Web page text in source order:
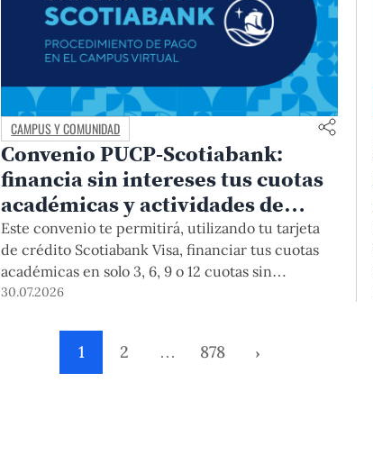
CAMPUS Y COMUNIDAD
Convenio PUCP-Scotiabank:
financia sin intereses tus cuotas
académicas y actividades de
educación continua
Este convenio te permitirá, utilizando tu tarjeta
de crédito Scotiabank Visa, financiar tus cuotas
académicas en solo 3, 6, 9 o 12 cuotas sin
intereses. Este beneficio está vigente hasta el 31
pregrado, posgrado, así como deudas de ciclos
anteriores, trámites académicos, diplomaturas,
programas, cursos o talleres de educación
30.07.2026
1 2 … 878 ›